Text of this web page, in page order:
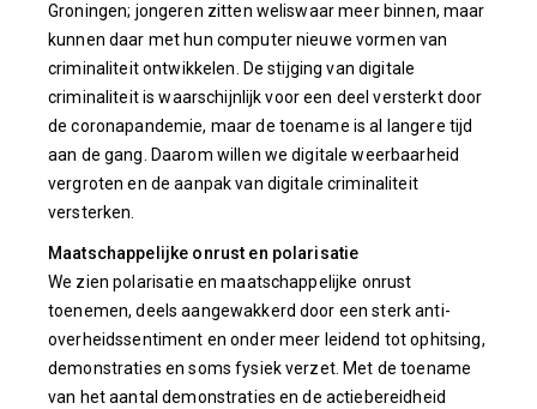
Groningen; jongeren zitten weliswaar meer binnen, maar
kunnen daar met hun computer nieuwe vormen van
criminaliteit ontwikkelen. De stijging van digitale
criminaliteit is waarschijnlijk voor een deel versterkt door
de coronapandemie, maar de toename is al langere tijd
aan de gang. Daarom willen we digitale weerbaarheid
vergroten en de aanpak van digitale criminaliteit
versterken.
Maatschappelijke onrust en polarisatie
We zien polarisatie en maatschappelijke onrust
toenemen, deels aangewakkerd door een sterk anti-
overheidssentiment en onder meer leidend tot ophitsing,
demonstraties en soms fysiek verzet. Met de toename
van het aantal demonstraties en de actiebereidheid